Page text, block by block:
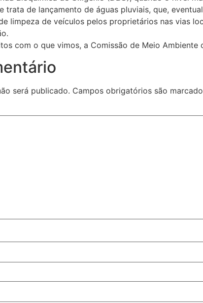
trata de lançamento de águas pluviais, que,
limpeza de veículos pelos proprietários nas vias
com o que vimos, a Comissão de Meio
será publicado. Campos obrigatórios são